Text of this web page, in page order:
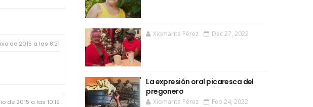
de 2015 a las 8:21
de 2015 a las 10:19
Xiomarita Pérez Dec 27, 2022
La expresión oral picaresca del
pregonero
Xiomarita Pérez Feb 24, 2022